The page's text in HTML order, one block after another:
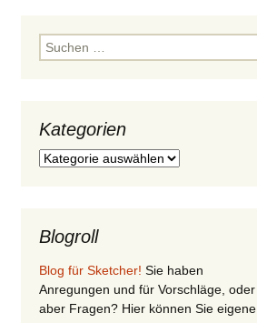
Suchen
nach:
Kategorien
Kategorien
Blogroll
Blog für Sketcher! Sie haben
Anregungen und für Vorschläge, oder
aber Fragen? Hier können Sie eigene